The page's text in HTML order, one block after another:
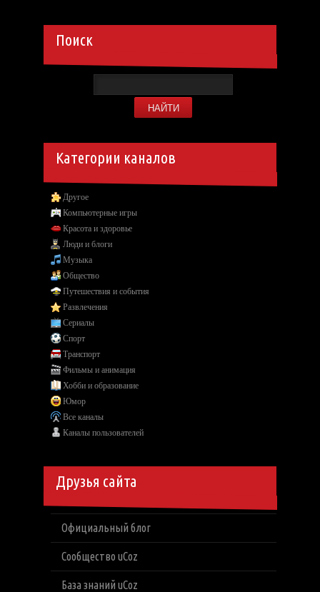
Поиск
Категории каналов
Другое
Компьютерные игры
Красота и здоровье
Люди и блоги
Музыка
Общество
Путешествия и события
Развлечения
Сериалы
Спорт
Транспорт
Фильмы и анимация
Хобби и образование
Юмор
Все каналы
Каналы пользователей
Друзья сайта
Официальный блог
Сообщество uCoz
База знаний uCoz